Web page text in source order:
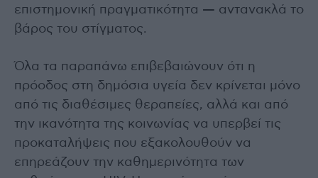
επιστημονική πραγματικότητα — αντανακλά το
βάρος του στίγματος.
Όλα τα παραπάνω επιβεβαιώνουν ότι η
πρόοδος στη δημόσια υγεία δεν κρίνεται μόνο
από τις διαθέσιμες θεραπείες, αλλά και από
την ικανότητα της κοινωνίας να υπερβεί τις
προκαταλήψεις που εξακολουθούν να
επηρεάζουν την καθημερινότητα των